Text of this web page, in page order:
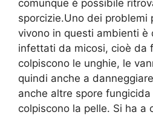
comunque è possibile
sporcizie.Uno dei problemi
vivono in questi ambienti è
infettati da micosi, cioè da
colpiscono le unghie, le
quindi anche a
anche altre spore
colpiscono la pelle. Si ha a